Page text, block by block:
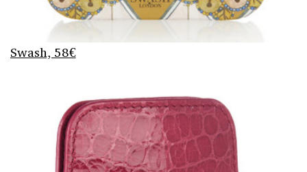
Swash, 58€